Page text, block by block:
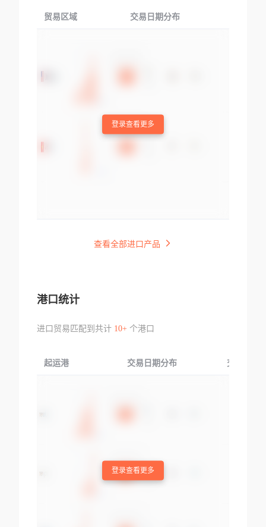
贸易区域 交易日期分布
登录查看更多
查看全部进口产品
港口统计
进口贸易匹配到共计 10+个港口
起运港 交易日期分布 交易产品
登录查看更多